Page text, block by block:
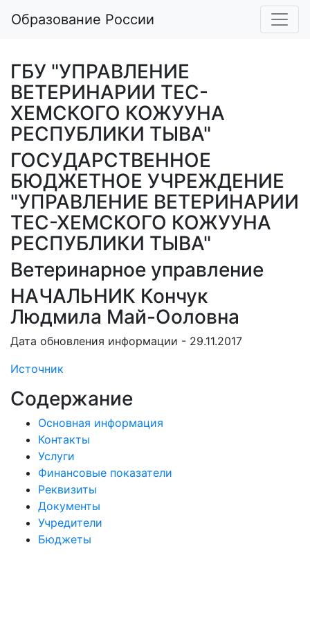
Образование России
ГБУ "УПРАВЛЕНИЕ
ВЕТЕРИНАРИИ ТЕС-
ХЕМСКОГО КОЖУУНА
РЕСПУБЛИКИ ТЫВА"
ГОСУДАРСТВЕННОЕ
БЮДЖЕТНОЕ УЧРЕЖДЕНИЕ
"УПРАВЛЕНИЕ ВЕТЕРИНАРИИ
ТЕС-ХЕМСКОГО КОЖУУНА
РЕСПУБЛИКИ ТЫВА"
Ветеринарное управление
НАЧАЛЬНИК Кончук
Людмила Май-Ооловна
Дата обновления информации - 29.11.2017
Источник
Содержание
Основная информация
Контакты
Услуги
Финансовые показатели
Реквизиты
Документы
Учредители
Бюджеты